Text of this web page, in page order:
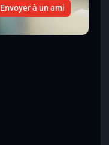
Envoyer à un ami